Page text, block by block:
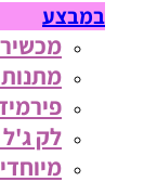
במבצע
לק ג'ל